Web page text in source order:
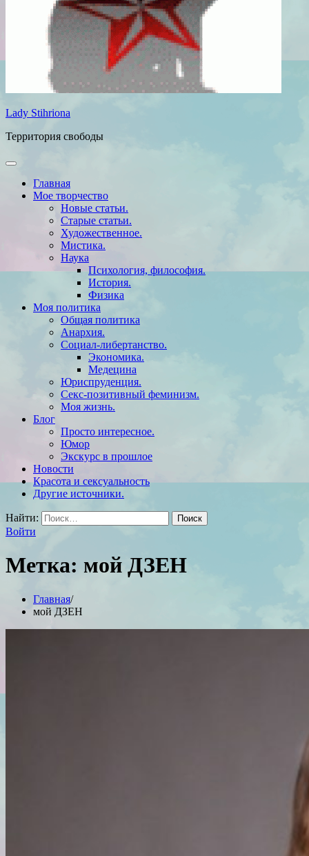
Lady Stihriona
Территория свободы
Главная
Мое творчество
Новые статьи.
Старые статьи.
Художественное.
Мистика.
Наука
Психология, философия.
История.
Физика
Моя политика
Общая политика
Анархия.
Социал-либертанство.
Экономика.
Медецина
Юриспруденция.
Секс-позитивный феминизм.
Моя жизнь.
Блог
Просто интересное.
Юмор
Экскурс в прошлое
Новости
Красота и сексуальность
Другие источники.
Найти:
Войти
Метка: мой ДЗЕН
Главная
мой ДЗЕН